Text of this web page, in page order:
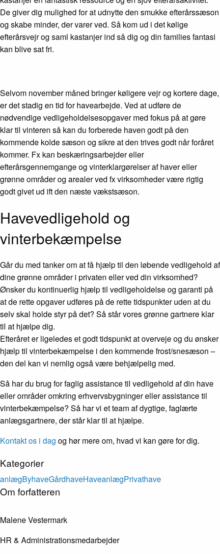
De giver dig mulighed for at udnytte den smukke efterårssæson
og skabe minder, der varer ved. Så kom ud i det kølige
efterårsvejr og saml kastanjer ind så dig og din families fantasi
kan blive sat fri.
Selvom november måned bringer køligere vejr og kortere dage,
er det stadig en tid for havearbejde. Ved at udføre de
nødvendige vedligeholdelsesopgaver med fokus på at gøre
klar til vinteren så kan du forberede haven godt på den
kommende kolde sæson og sikre at den trives godt når foråret
kommer. Fx kan beskæringsarbejder eller
efterårsgennemgange og vinterklargørelser af haver eller
grønne områder og arealer ved fx virksomheder være rigtig
godt givet ud ift den næste vækstsæson.
Havevedligehold og
vinterbekæmpelse
Går du med tanker om at få hjælp til den løbende vedligehold af
dine grønne områder i privaten eller ved din virksomhed?
Ønsker du kontinuerlig hjælp til vedligeholdelse og garanti på
at de rette opgaver udføres på de rette tidspunkter uden at du
selv skal holde styr på det? Så står vores grønne gartnere klar
til at hjælpe dig.
Efteråret er ligeledes et godt tidspunkt at overveje og du ønsker
hjælp til vinterbekæmpelse i den kommende frost/snesæson –
den del kan vi nemlig også være behjælpelig med.
Så har du brug for faglig assistance til vedligehold af din have
eller områder omkring erhvervsbygninger eller assistance til
vinterbekæmpelse? Så har vi et team af dygtige, faglærte
anlægsgartnere, der står klar til at hjælpe.
Kontakt os i dag og hør mere om, hvad vi kan gøre for dig.
Kategorier
anlægByhaveGårdhaveHaveanlægPrivathave
Om forfatteren
Malene Vestermark
HR & Administrationsmedarbejder